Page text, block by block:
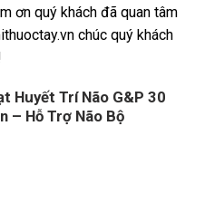
ơn quý khách đã quan tâm
chúc quý khách
Huyết Trí Não G&P 30
– Hỗ Trợ Não Bộ